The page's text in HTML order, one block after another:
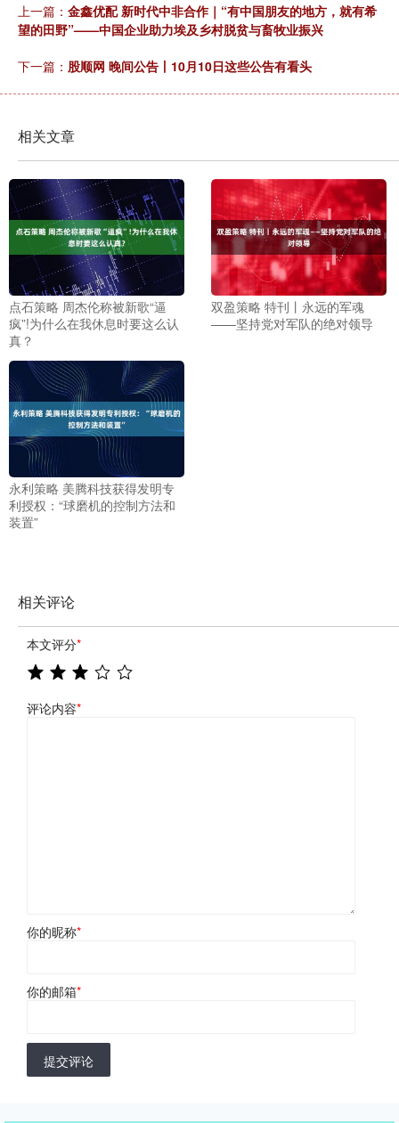
上一篇： 金鑫优配 新时代中非合作｜“有中国朋友的地方，就有希
望的田野”——中国企业助力埃及乡村脱贫与畜牧业振兴
下一篇： 股顺网 晚间公告丨10月10日这些公告有看头
相关文章
点石策略 周杰伦称被新歌“逼
疯”!为什么在我休息时要这么认
真？
双盈策略 特刊丨永远的军魂
——坚持党对军队的绝对领导
永利策略 美腾科技获得发明专
利授权：“球磨机的控制方法和
装置”
相关评论
本文评分*
评论内容*
你的昵称*
你的邮箱*
提交评论